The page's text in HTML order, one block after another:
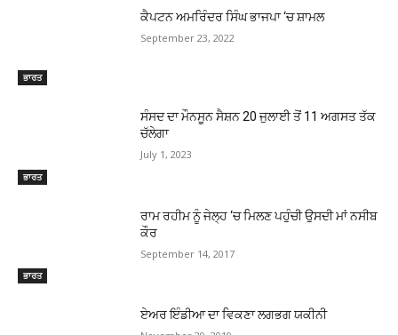
ਭਾਰਤ
ਕੈਪਟਨ ਅਮਰਿੰਦਰ ਸਿੰਘ ਭਾਜਪਾ ‘ਚ ਸ਼ਾਮਲ
September 23, 2022
ਭਾਰਤ
ਸੰਸਦ ਦਾ ਮੌਨਸੂਨ ਸੈਸ਼ਨ 20 ਜੁਲਾਈ ਤੋਂ 11 ਅਗਸਤ ਤੱਕ
ਚੱਲੇਗਾ
July 1, 2023
ਭਾਰਤ
ਰਾਮ ਰਹੀਮ ਨੂੰ ਜੇਲ੍ਹ ‘ਚ ਮਿਲਣ ਪਹੁੰਚੀ ਉਸਦੀ ਮਾਂ ਨਸੀਬ
ਕੌਰ
September 14, 2017
ਏਅਰ ਇੰਡੀਆ ਦਾ ਵਿਕਣਾ ਲਗਭਗ ਯਕੀਨੀ